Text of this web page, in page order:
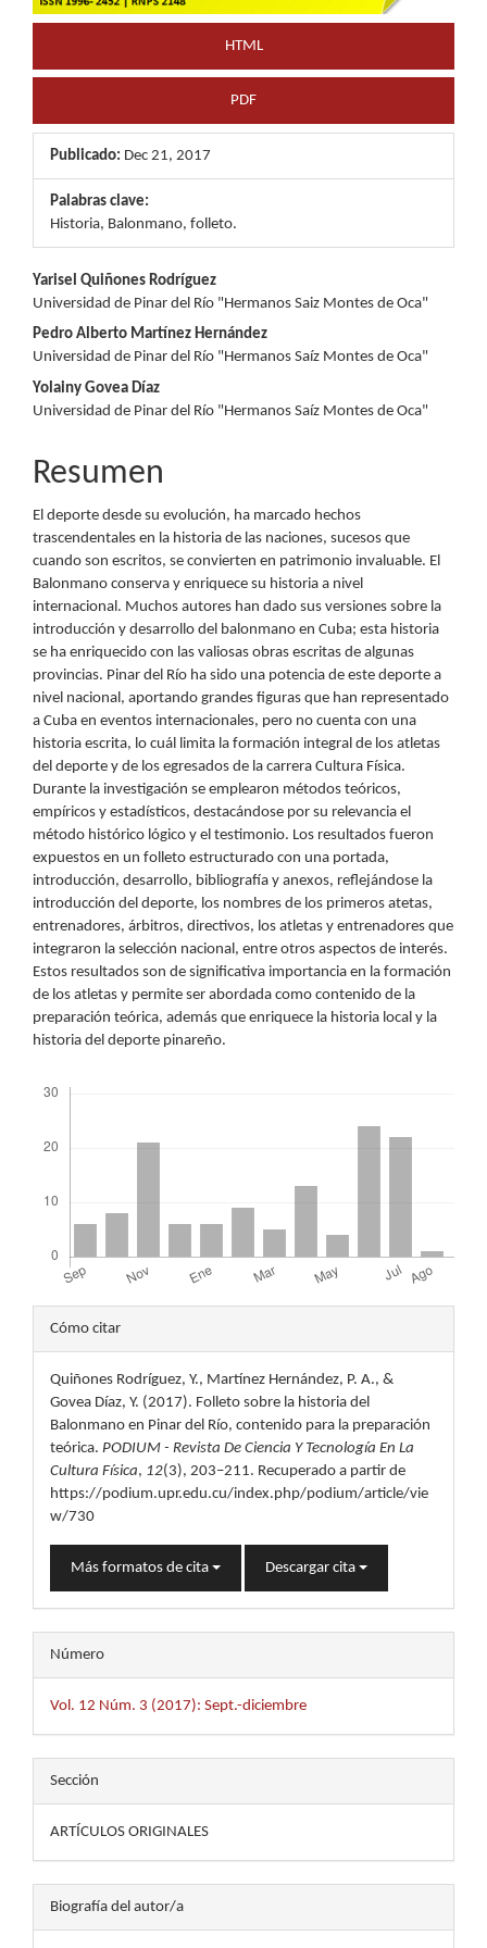
HTML
PDF
Publicado: Dec 21, 2017
Palabras clave:
Historia, Balonmano, folleto.
Contenido
principal
del
artículo
Yarisel Quiñones Rodríguez
Universidad de Pinar del Río "Hermanos Saiz Montes de Oca"
Pedro Alberto Martínez Hernández
Universidad de Pinar del Río "Hermanos Saíz Montes de Oca"
Yolainy Govea Díaz
Universidad de Pinar del Río "Hermanos Saíz Montes de Oca"
Resumen
El deporte desde su evolución, ha marcado hechos
trascendentales en la historia de las naciones, sucesos que
cuando son escritos, se convierten en patrimonio invaluable. El
Balonmano conserva y enriquece su historia a nivel
internacional. Muchos autores han dado sus versiones sobre la
introducción y desarrollo del balonmano en Cuba; esta historia
se ha enriquecido con las valiosas obras escritas de algunas
provincias. Pinar del Río ha sido una potencia de este deporte a
nivel nacional, aportando grandes figuras que han representado
a Cuba en eventos internacionales, pero no cuenta con una
historia escrita, lo cuál limita la formación integral de los atletas
del deporte y de los egresados de la carrera Cultura Física.
Durante la investigación se emplearon métodos teóricos,
empíricos y estadísticos, destacándose por su relevancia el
método histórico lógico y el testimonio. Los resultados fueron
expuestos en un folleto estructurado con una portada,
introducción, desarrollo, bibliografía y anexos, reflejándose la
introducción del deporte, los nombres de los primeros atetas,
entrenadores, árbitros, directivos, los atletas y entrenadores que
integraron la selección nacional, entre otros aspectos de interés.
Estos resultados son de significativa importancia en la formación
de los atletas y permite ser abordada como contenido de la
preparación teórica, además que enriquece la historia local y la
historia del deporte pinareño.
Detalles
del
artículo
Cómo citar
Quiñones Rodríguez, Y., Martínez Hernández, P. A., &
Govea Díaz, Y. (2017). Folleto sobre la historia del
Balonmano en Pinar del Río, contenido para la preparación
teórica. PODIUM - Revista De Ciencia Y Tecnología En La
Cultura Física, 12(3), 203–211. Recuperado a partir de
https://podium.upr.edu.cu/index.php/podium/article/vie
w/730
Más formatos de cita Descargar cita
Número
Vol. 12 Núm. 3 (2017): Sept.-diciembre
Sección
ARTÍCULOS ORIGINALES
Biografía del autor/a